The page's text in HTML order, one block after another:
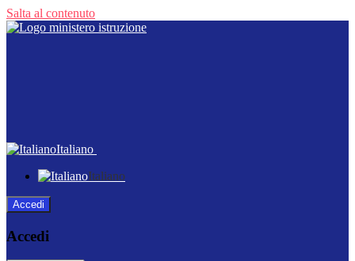
Salta al contenuto
Italiano
Italiano
Accedi
Accedi